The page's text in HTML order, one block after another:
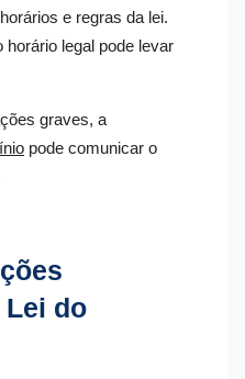
e regras da lei.
legal pode levar
graves, a
pode comunicar o
do